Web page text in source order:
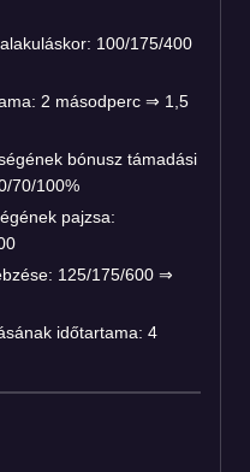
100/175/400
2 másodperc ⇒ 1,5
bónusz támadási
70/100%
pajzsa:
125/175/600 ⇒
időtartama: 4